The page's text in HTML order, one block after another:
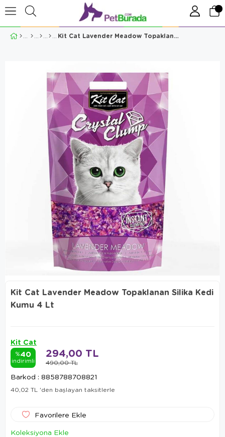
Kit Cat Lavender Meadow Topaklanan Silika Kedi Kumu 4 Lt
Kit Cat Lavender Meadow Topaklanan Silika Kedi
Kumu 4 Lt
Kit Cat
%40
indirimli 490,00 TL
294,00 TL
Barkod : 8858788708821
40,02 TL 'den başlayan taksitlerle
Favorilere Ekle
Koleksiyona Ekle